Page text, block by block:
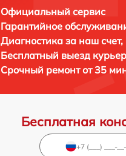
Официальный сервис
Гарантийное
Диагностика за наш счет,
Бесплатный выезд
Срочный ремонтот 35
Бесплатная